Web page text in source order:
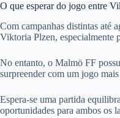
O que esperar do jogo entre
Com campanhas distintas até
Viktoria Plzen, especialmente
No entanto, o Malmö FF
surpreender com um jogo
Espera-se uma partida
oportunidades para ambos os